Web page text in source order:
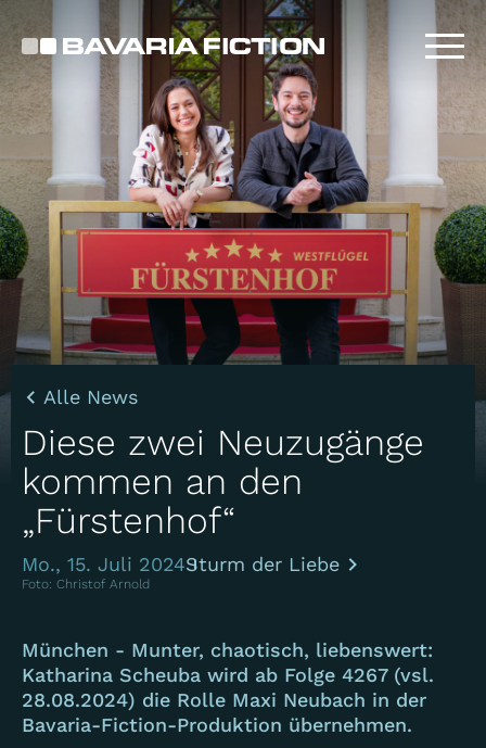
zum
Inhalt
Alle News
Diese zwei Neuzugänge
kommen an den
„Fürstenhof“
Mo., 15. Juli 2024Sturm der Liebe
Foto: Christof Arnold
München - Munter, chaotisch, liebenswert:
Katharina Scheuba wird ab Folge 4267 (vsl.
28.08.2024) die Rolle Maxi Neubach in der
Bavaria-Fiction-Produktion übernehmen.